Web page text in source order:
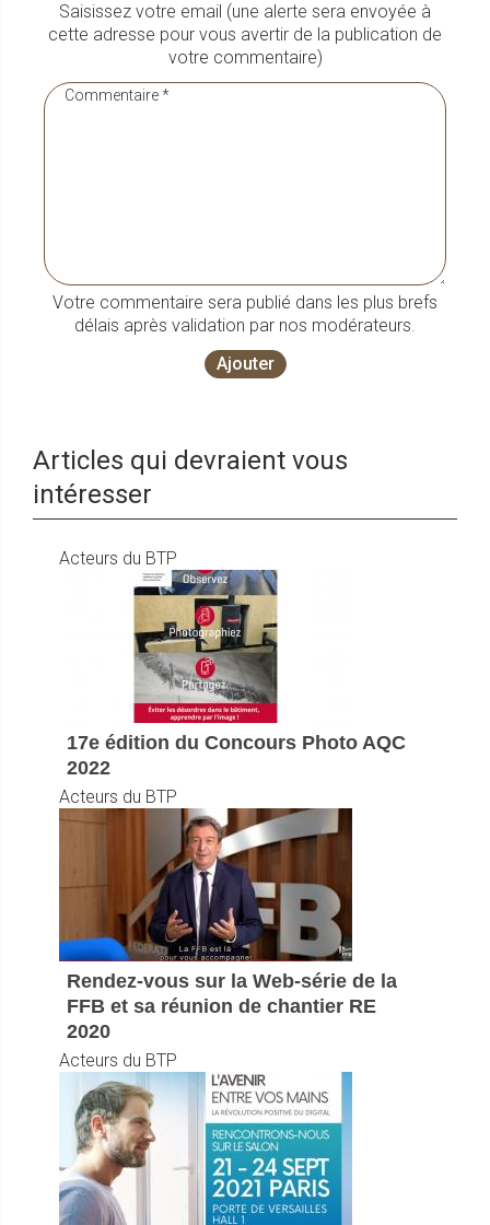
Saisissez votre email (une alerte sera envoyée à
cette adresse pour vous avertir de la publication de
votre commentaire)
Votre commentaire sera publié dans les plus brefs
délais après validation par nos modérateurs.
Ajouter
Articles qui devraient vous
intéresser
Acteurs du BTP
17e édition du Concours Photo AQC
2022
Acteurs du BTP
Rendez-vous sur la Web-série de la
FFB et sa réunion de chantier RE
2020
Acteurs du BTP